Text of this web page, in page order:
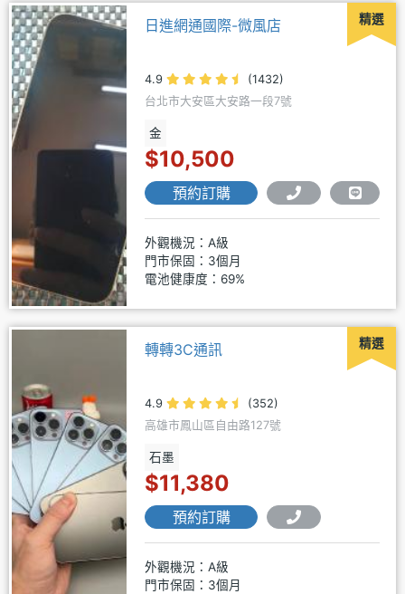
精選
日進網通國際-微風店
4.9
(1432)
台北市大安區大安路一段7號
金
$10,500
預約訂購
外觀機況：A級
門市保固：3個月
電池健康度：69%
精選
轉轉3C通訊
4.9
(352)
高雄市鳳山區自由路127號
石墨
$11,380
預約訂購
外觀機況：A級
門市保固：3個月